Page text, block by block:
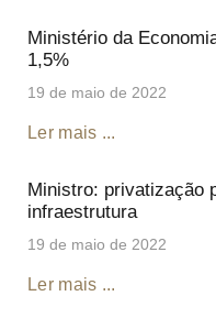
Ministério da
1,5%
19 de maio de 2022
Ler mais ...
Ministro: privatização
infraestrutura
19 de maio de 2022
Ler mais ...